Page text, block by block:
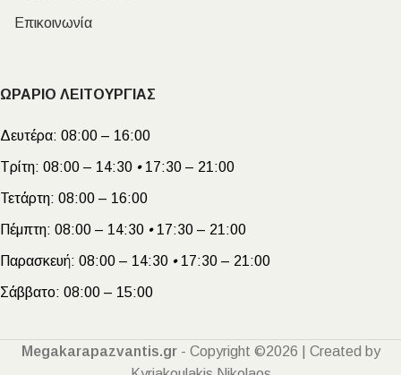
Επικοινωνία
ΩΡΑΡΙΟ ΛΕΙΤΟΥΡΓΙΑΣ
Δευτέρα: 08:00 – 16:00
Τρίτη: 08:00 – 14:30 •17:30 – 21:00
Τετάρτη: 08:00 – 16:00
Πέμπτη: 08:00 – 14:30 •17:30 – 21:00
Παρασκευή: 08:00 – 14:30 •17:30 – 21:00
Σάββατο: 08:00 – 15:00
Megakarapazvantis.gr- Copyright ©2026 | Created by